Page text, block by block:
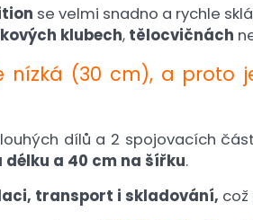
se velmi snadno a rychle
klubech, tělocvičnách
nízká (30 cm), a
dílů a 2 spojovacích
délku a 40 cm na šířku.
transport i skladování,